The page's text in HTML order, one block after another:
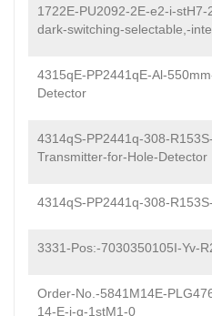
1722E-PU2092-2E-e2-i-
dark-switching-selectable,-
4315qE-PP2441qE-Al-
Detector
4314qS-PP2441q-308-
Transmitter-for-Hole-Detector
4314qS-PP2441q-308-
3331-Pos:-7030350105I-Yv-
Order-No.-5841M14E-
14-E-i-q-1stM1-0